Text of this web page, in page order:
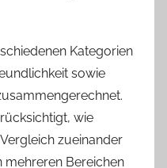
Kategorien
sowie
wie
zueinander
mehreren Bereichen